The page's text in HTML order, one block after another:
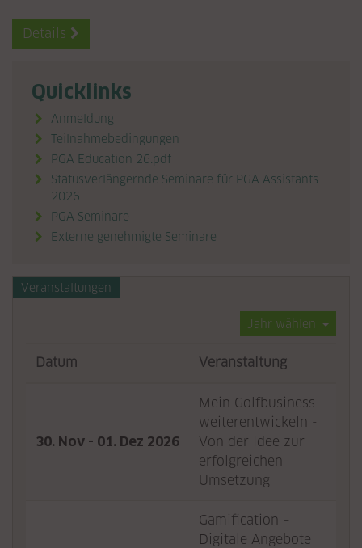
Details 
Quicklinks
Anmeldung
Teilnahmebedingungen
PGA Education 26.pdf
Statusverlängernde Seminare für PGA Assistants
2026
 PGA Seminare
 Externe genehmigte Seminare
Veranstaltungen
Jahr wählen
Datum Veranstaltung
30. Nov - 01. Dez 2026
Mein Golfbusiness
weiterentwickeln -
Von der Idee zur
erfolgreichen
Umsetzung
Gamification –
Digitale Angebote